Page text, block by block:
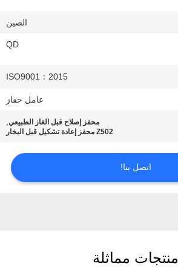
الصين
QD
ISO9001：2015
عامل حفاز
محفز إصلاح قبل الغاز الطبيعي,
Z502 محفز إعادة تشكيل قبل البخار
اتصل بنا!
منتجات مماثلة